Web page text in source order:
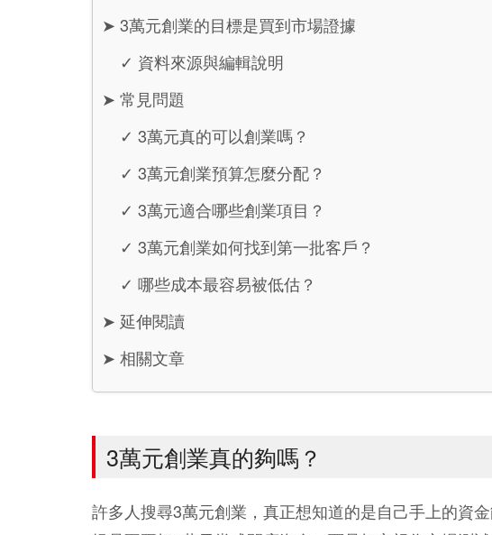
➤ 3萬元創業的目標是買到市場證據
✓ 資料來源與編輯說明
➤ 常見問題
✓ 3萬元真的可以創業嗎？
✓ 3萬元創業預算怎麼分配？
✓ 3萬元適合哪些創業項目？
✓ 3萬元創業如何找到第一批客戶？
✓ 哪些成本最容易被低估？
➤ 延伸閱讀
➤ 相關文章
3萬元創業真的夠嗎？
許多人搜尋3萬元創業，真正想知道的是自己手上的資